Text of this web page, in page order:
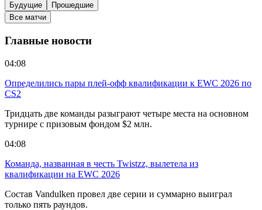
Будущие
Прошедшие
Все матчи
Главные новости
04:08
Определились пары плей-офф квалификации к EWC 2026 по
CS2
Тридцать две команды разыграют четыре места на основном
турнире с призовым фондом $2 млн.
04:08
Команда, названная в честь Twistzz, вылетела из
квалификации на EWC 2026
Состав Vandulken провел две серии и суммарно выиграл
только пять раундов.